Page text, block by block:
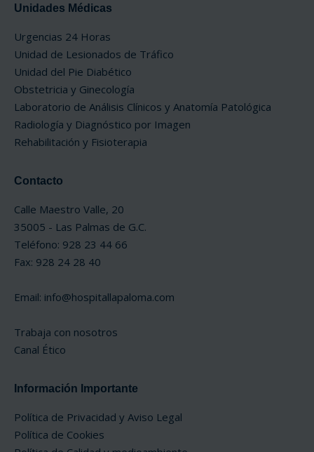
Unidades Médicas
Urgencias 24 Horas
Unidad de Lesionados de Tráfico
Unidad del Pie Diabético
Obstetricia y Ginecología
Laboratorio de Análisis Clínicos y Anatomía Patológica
Radiología y Diagnóstico por Imagen
Rehabilitación y Fisioterapia
Contacto
Calle Maestro Valle, 20
35005 - Las Palmas de G.C.
Teléfono: 928 23 44 66
Fax: 928 24 28 40
Email: info@hospitallapaloma.com
Trabaja con nosotros
Canal Ético
Información Importante
Política de Privacidad y Aviso Legal
Política de Cookies